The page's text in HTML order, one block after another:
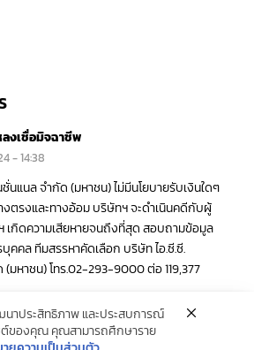
งเชื่อมิจฉาชีพ
- 14:38
ชั่นแนล จำกัด (มหาชน) ไม่มีนโยบายรับเงินใดๆ
งตรงและทางอ้อม บริษัทฯ จะดำเนินคดีกับผู้
เกิดความเสียหายจนถึงที่สุด สอบถามข้อมูล
คคล ทีมสรรหาคัดเลือก บริษัท ไอ.ซี.ซี.
(มหาชน) โทร.02-293-9000 ต่อ 119,377
นาประสิทธิภาพ และประสบการณ์
ซต์ของคุณ คุณสามารถศึกษาราย